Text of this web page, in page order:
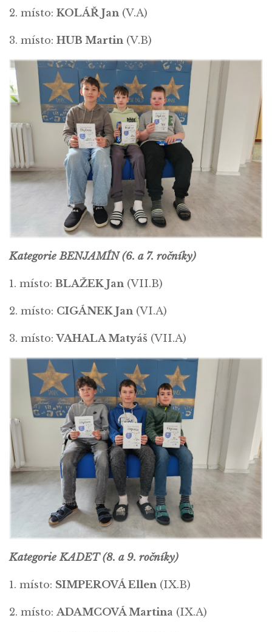
2. místo: KOLÁŘ Jan (V.A)
3. místo: HUB Martin (V.B)
Kategorie BENJAMÍN (6. a 7. ročníky)
1. místo: BLAŽEK Jan (VII.B)
2. místo: CIGÁNEK Jan (VI.A)
3. místo:VAHALA Matyáš (VII.A)
Kategorie KADET (8. a 9. ročníky)
1. místo: SIMPEROVÁ Ellen (IX.B)
2. místo: ADAMCOVÁ Martina (IX.A)